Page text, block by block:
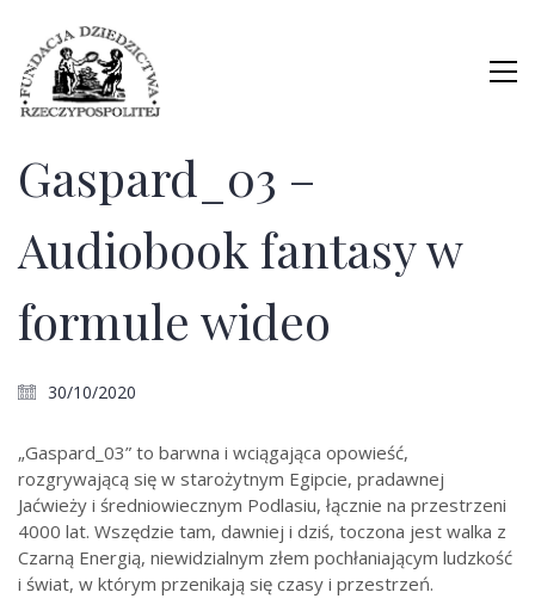
Gaspard_03 –
Audiobook fantasy w
formule wideo
30/10/2020
„Gaspard_03” to barwna i wciągająca opowieść,
rozgrywającą się w starożytnym Egipcie, pradawnej
Jaćwieży i średniowiecznym Podlasiu, łącznie na przestrzeni
4000 lat. Wszędzie tam, dawniej i dziś, toczona jest walka z
Czarną Energią, niewidzialnym złem pochłaniającym ludzkość
i świat, w którym przenikają się czasy i przestrzeń.